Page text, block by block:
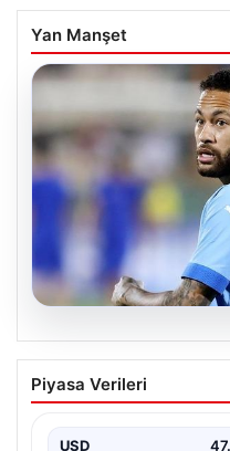
Yan Manşet
06.08.2026
Maçın bitişi
tansiyonu yükseldi
gergin anlar yaşandı.
Piyasa Verileri
USD